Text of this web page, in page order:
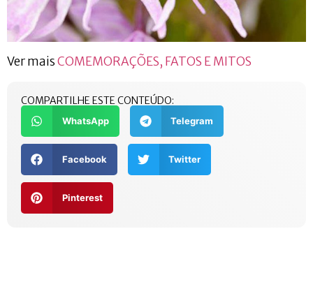
Ver maisCOMEMORAÇÕES, FATOS E MITOS
COMPARTILHE ESTE CONTEÚDO:
WhatsApp Telegram
Facebook Twitter
Pinterest